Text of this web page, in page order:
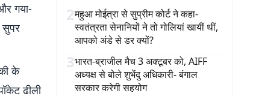
गया-
सुपर
के
ढीली
2महुआ मोईत्रा से सुप्रीम कोर्ट ने कहा-
स्वतंत्रता सेनानियों ने तो गोलियां खायीं थीं,
आपको अंडे से डर क्यों?
3भारत-ब्राजील मैच 3 अक्टूबर को, AIFF
अध्यक्ष से बोले शुभेंदु अधिकारी- बंगाल
सरकार करेगी सहयोग